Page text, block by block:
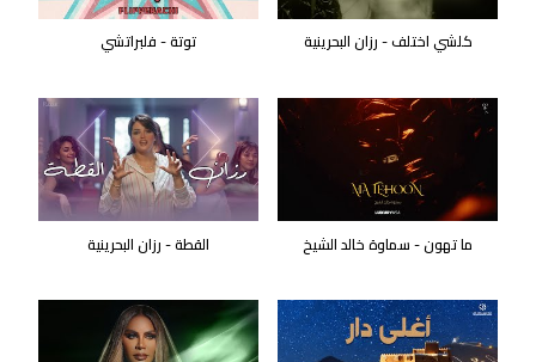
كلشي اختلف - رزان البحرينية توتة - فلبراتشي
ما تهون - سماوة خالد الشيخ القطة - رزان البحرينية